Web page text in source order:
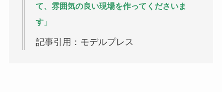
て、雰囲気の良い現場を作ってくださいま
す」
記事引用：モデルプレス